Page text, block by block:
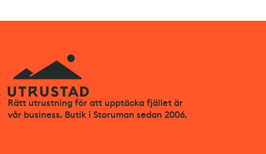
Rätt utrustning för att upptäcka fjället är
vår business. Butik i Storuman sedan 2006.